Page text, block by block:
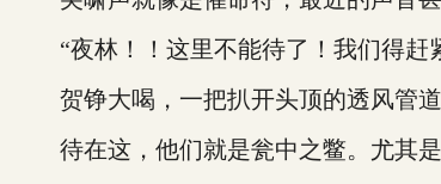
“夜林！！这里不能待了！我们得赶
贺铮大喝，一把扒开头顶的透风管道
待在这，他们就是瓮中之鳖。尤其是